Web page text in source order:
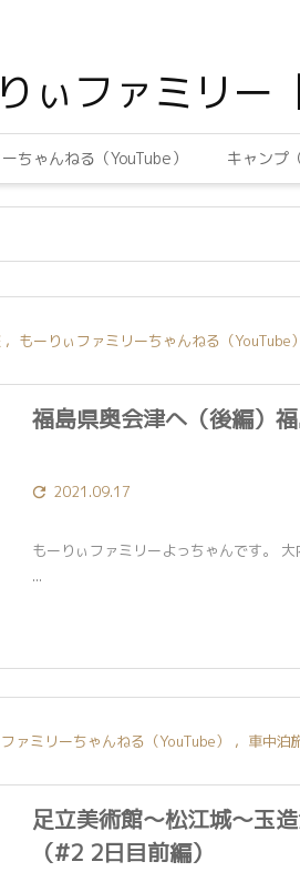
ぃファミリー
ちゃんねる（YouTube） キャンプ
, もーりぃファミリーちゃんねる（YouTube）
福島県奥会津へ（後編）
 2021.09.17
もーりぃファミリーよっちゃんです。
...
ァミリーちゃんねる（YouTube） , 車中泊
足立美術館〜松江城〜玉
（#2 2日目前編）